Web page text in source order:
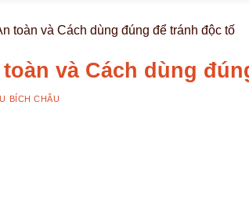
toàn và Cách dùng đúng để tránh độc tố
và Cách dùng
BÍCH CHÂU